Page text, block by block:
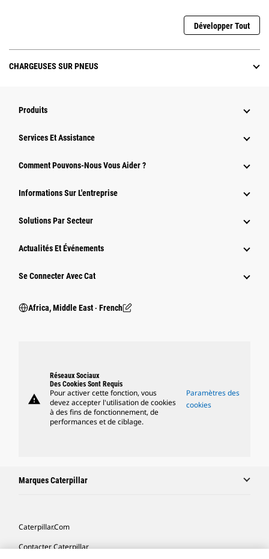
Développer Tout
CHARGEUSES SUR PNEUS
Produits
Services Et Assistance
Comment Pouvons-Nous Vous Aider ?
Informations Sur L'entreprise
Solutions Par Secteur
Actualités Et Événements
Se Connecter Avec Cat
Africa, Middle East ‧ French
warning
Réseaux Sociaux
Des Cookies Sont Requis
Pour activer cette fonction, vous
devez accepter l'utilisation de cookies
à des fins de fonctionnement, de
performances et de ciblage.
Paramètres des
cookies
Marques Caterpillar
Caterpillar.com
Contacter Caterpillar